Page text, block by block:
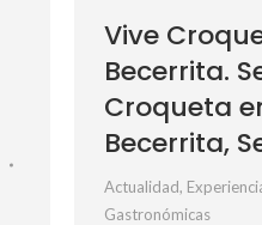
Vive
Becerrita.
Croqueta
Becerrita,
Actualidad,
Gastronómicas